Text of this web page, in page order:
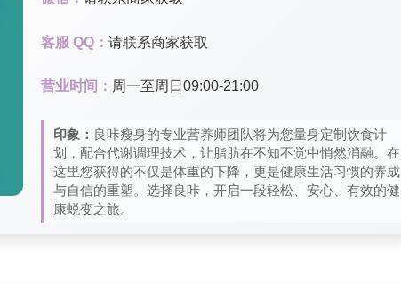
客服 QQ： 请联系商家获取
营业时间： 周一至周日09:00-21:00
印象： 良咔瘦身的专业营养师团队将为您量身定制饮食计
划，配合代谢调理技术，让脂肪在不知不觉中悄然消融。在
这里您获得的不仅是体重的下降，更是健康生活习惯的养成
与自信的重塑。选择良咔，开启一段轻松、安心、有效的健
康蜕变之旅。